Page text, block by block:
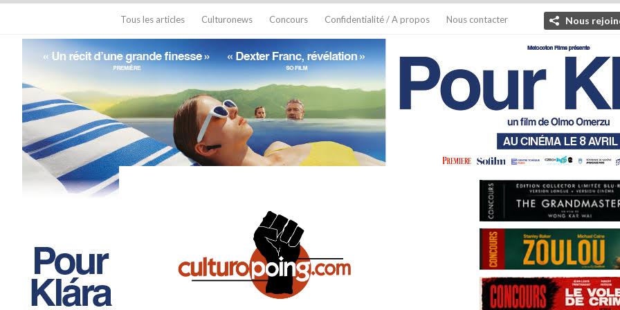
Tous les articles Culturonews Concours Confidentialité / A propos Nous contacter Nous